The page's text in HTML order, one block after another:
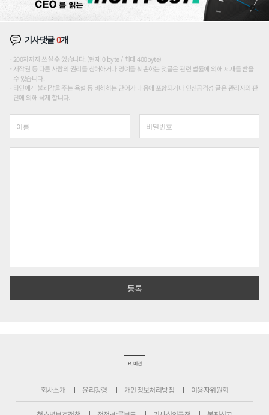
기사댓글0개
200자까지 쓰실 수 있습니다. (현재 0 byte / 최대 400byte)
저작권 등 다른 사람의 권리를 침해하거나 명예를 훼손하는 댓글은 관련 법률에 의해 제재를 받을
수 있습니다.
타인에게 불쾌감을 주는 욕설 등 비하하는 단어가 내용에 포함되거나 인신공격성 글은 관리자의 판
단에 의해 삭제 합니다.
PC버전
회사소개 윤리강령 개인정보처리방침 이용자위원회